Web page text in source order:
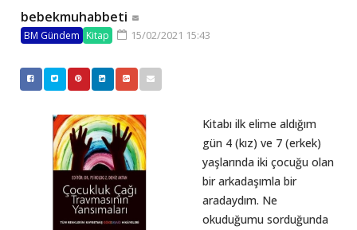
n
a
v
i
o
bebekmuhabbeti
BM Gündem Kitap 15/02/2021 15:43
Kitabı ilk elime aldığım
gün 4 (kız) ve 7 (erkek)
yaşlarında iki çocuğu olan
bir arkadaşımla bir
aradaydım. Ne
okuduğumu sorduğunda